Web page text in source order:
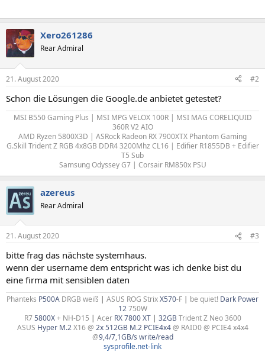
Xero261286
Rear Admiral
21. August 2020 #2
Schon die Lösungen die Google.de anbietet getestet?
MSI B550 Gaming Plus | MSI MPG VELOX 100R | MSI MAG CORELIQUID
360R V2 AIO
AMD Ryzen 5800X3D | ASRock Radeon RX 7900XTX Phantom Gaming
G.Skill Trident Z RGB 4x8GB DDR4 3200Mhz CL16 | Edifier R1855DB + Edifier
T5 Sub
Samsung Odyssey G7 | Corsair RM850x PSU​
azereus
Rear Admiral
21. August 2020 #3
bitte frag das nächste systemhaus.
wenn der username dem entspricht was ich denke bist du
eine firma mit sensiblen daten
Phanteks P500A DRGB weiß | ASUS ROG StrixX570-F | be quiet! Dark Power
12750W
R75800X+ NH-D15 | Acer RX 7800 XT | 32GB Trident Z Neo 3600
ASUS Hyper M.2X16 @ 2x 512GB M.2 PCIE4x4@ RAID0 @ PCIE4 x4x4
@9,4/7,1GB/s write/read
sysprofile.net-link